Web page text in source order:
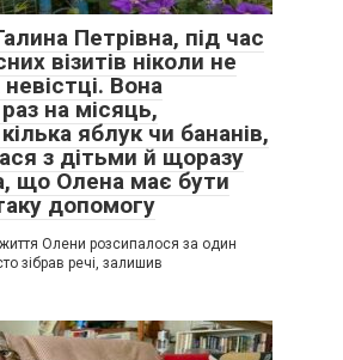
Петрівна, під час
візитів ніколи не
Вона
на місяць,
яблук чи бананів,
з дітьми й щоразу
що Олена має бути
допомогу
Олени розсипалося за один
зібрав речі, залишив